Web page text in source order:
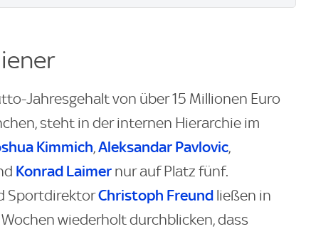
Jahresgehalt von über 15 Millionen Euro
steht in der internen Hierarchie im
Kimmich,Aleksandar Pavlovic,
Konrad Laimer nur auf Platz fünf.
SportdirektorChristoph Freund ließen in
wiederholt durchblicken, dass